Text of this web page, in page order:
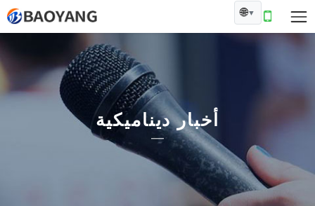
🌐▼
أخبار ديناميكية